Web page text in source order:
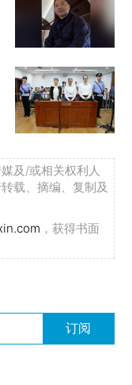
及/或相关权利人
载、摘编、复制及
，获得书面
订阅